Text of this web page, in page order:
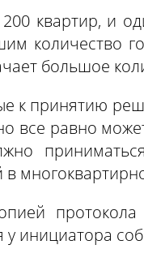
квартир, и
количество
большое
к принятию
все равно
у инициатора